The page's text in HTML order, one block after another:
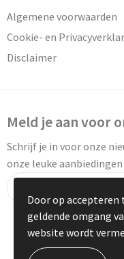
Algemene voorwaarden
Cookie- en
Disclaimer
Meld je aan voor
Schrijf je in voor onze
onze leuke
©
Door op accepteren
geldende omgang
website wordt